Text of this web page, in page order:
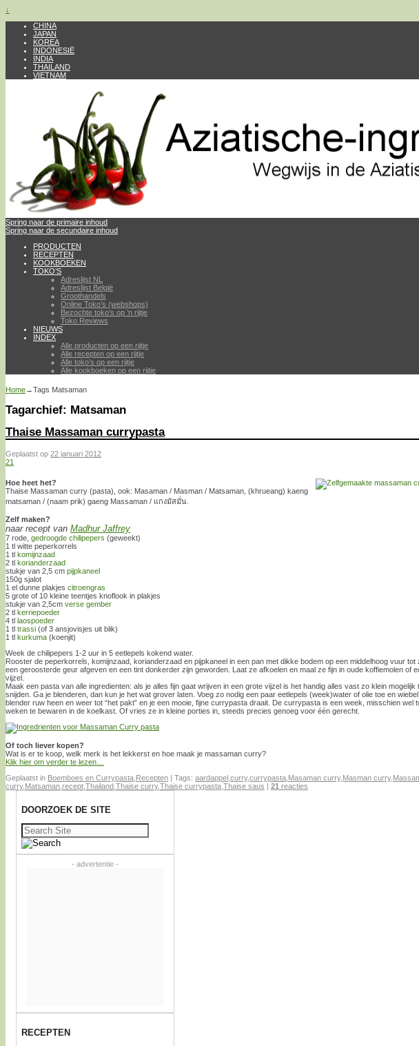
↓
CHINA
JAPAN
KOREA
INDONESIË
INDIA
THAILAND
VIETNAM
Spring naar de primaire inhoud
Spring naar de secundaire inhoud
PRODUCTEN
RECEPTEN
KOOKBOEKEN
TOKO’S
Adreslijst NL
Adreslijst België
Groothandels
Online Toko’s (webshops)
Bezochte toko’s op ’n rijtje
Toko Reviews
NIEUWS
INDEX
Alle producten op een rijtje
Alle recepten op een rijtje
Alle toko’s op een rijtje
Alle kookboeken op een rijtje
Home→Tags Matsaman
Tagarchief: Matsaman
Thaise Massaman currypasta
Geplaatst op 22 januari 2012
21
Hoe heet het?
Thaise Massaman curry (pasta), ook: Masaman / Masman / Matsaman, (khrueang) kaeng
matsaman / (naam prik) gaeng Massaman / แกงมัสมั่น.
Zelf maken?
naar recept van Madhur Jaffrey
7 rode, gedroogde chilipepers (geweekt)
1 tl witte peperkorrels
1 tl komijnzaad
2 tl korianderzaad
stukje van 2,5 cm pijpkaneel
150g sjalot
1 el dunne plakjes citroengras
5 grote of 10 kleine teentjes knoflook in plakjes
stukje van 2,5cm verse gember
2 tl kerriepoeder
4 tl laospoeder
1 tl trassi (of 3 ansjovisjes uit blik)
1 tl kurkuma (koenjit)
Week de chilipepers 1-2 uur in 5 eetlepels kokend water.
Rooster de peperkorrels, komijnzaad, korianderzaad en pijpkaneel in een pan met dikke bodem op een middelhoog vuur tot
een geroosterde geur afgeven en een tint donkerder zijn geworden. Laat ze afkoelen en maal ze fijn in oude koffiemolen of
vijzel.
Maak een pasta van alle ingredienten: als je alles fijn gaat wrijven in een grote vijzel is het handig alles vast zo klein mogelijk
snijden. Ga je blenderen, dan kun je het wat grover laten. Voeg zo nodig een paar eetlepels (week)water of olie toe en
blender ruw heen en weer tot “het pakt” en je een mooie, fijne currypasta draait. De currypasta is een week, misschien wel
weken te bewaren in de koelkast. Of vries ze in kleine porties in, steeds precies genoeg voor één gerecht.
Of toch liever kopen?
Wat is er te koop, welk merk is het lekkerst en hoe maak je massaman curry?
Klik hier om verder te lezen…
Geplaatst in Boemboes en Currypasta Recepten | Tags: aardappel curry,currypasta Masaman curry, Masman curry,
curry, Matsaman recept Thailand Thaise curry,Thaise currypasta Thaise saus | 21 reacties
DOORZOEK DE SITE
Zoeken
naar:
- advertentie -
RECEPTEN